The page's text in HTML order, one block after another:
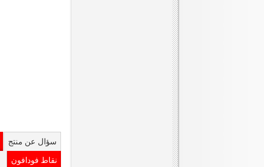
سؤال عن منتج
نقاط فودافون